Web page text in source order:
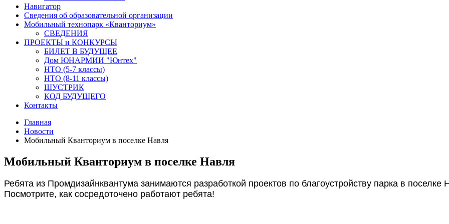
Навигатор
Сведения об образовательной организации
Мобильный технопарк «Кванториум»
СВЕДЕНИЯ
ПРОЕКТЫ и КОНКУРСЫ
БИЛЕТ В БУДУЩЕЕ
Дом ЮНАРМИИ "Юнтех"
НТО (5-7 классы)
НТО (8-11 классы)
ШУСТРИК
КОД БУДУЩЕГО
Контакты
Главная
Новости
Мобильный Кванториум в поселке Навля
Мобильный Кванториум в поселке Навля
Ребята из Промдизайнквантума занимаются разработкой проектов по благоустройству парка в поселке
Посмотрите, как сосредоточено работают ребята!